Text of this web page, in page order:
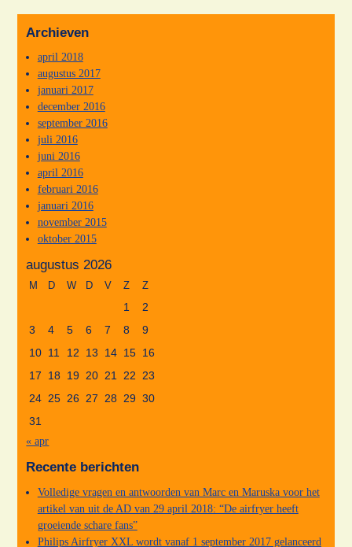
Archieven
april 2018
augustus 2017
januari 2017
december 2016
september 2016
juli 2016
juni 2016
april 2016
februari 2016
januari 2016
november 2015
oktober 2015
augustus 2026
M D W D V Z Z
1
2
3
4 5 6 7 8
9
10 11 12 13 14 15 16
17
18 19 20 21 22 23
24 25 26 27 28 29 30
31
« apr
Recente berichten
Volledige vragen en antwoorden van Marc en Maruska voor het
artikel van uit de AD van 29 april 2018: “De airfryer heeft
groeiende schare fans”
Philips Airfryer XXL wordt vanaf 1 september 2017 gelanceerd